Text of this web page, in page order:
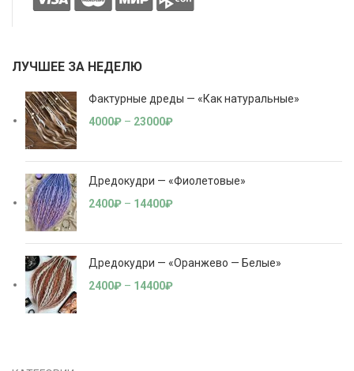
ЛУЧШЕЕ ЗА НЕДЕЛЮ
Фактурные дреды — «Как натуральные»
4000₽ – 23000₽
Дредокудри — «Фиолетовые»
2400₽ – 14400₽
Дредокудри — «Оранжево — Белые»
2400₽ – 14400₽